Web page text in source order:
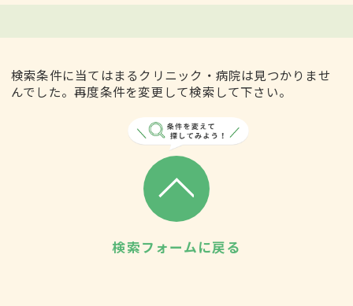
検索条件に当てはまるクリニック・病院は見つかりませ
んでした。再度条件を変更して検索して下さい。
検索フォームに戻る